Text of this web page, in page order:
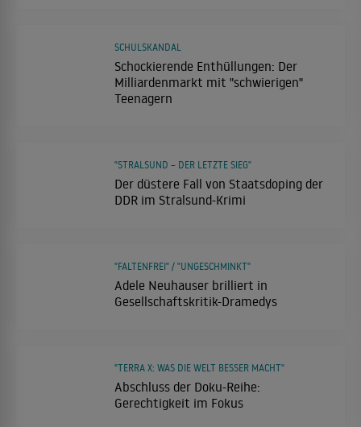
Schockierende Enthüllungen: Der
Milliardenmarkt mit "schwierigen"
Teenagern
SCHULSKANDAL
Der düstere Fall von Staatsdoping der
DDR im Stralsund-Krimi
"STRALSUND – DER LETZTE SIEG"
Adele Neuhauser brilliert in
Gesellschaftskritik-Dramedys
"FALTENFREI" / "UNGESCHMINKT"
Abschluss der Doku-Reihe:
Gerechtigkeit im Fokus
"TERRA X: WAS DIE WELT BESSER MACHT"